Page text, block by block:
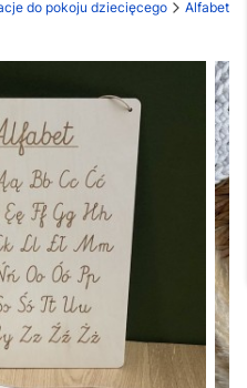
do pokoju dziecięcego Alfabet